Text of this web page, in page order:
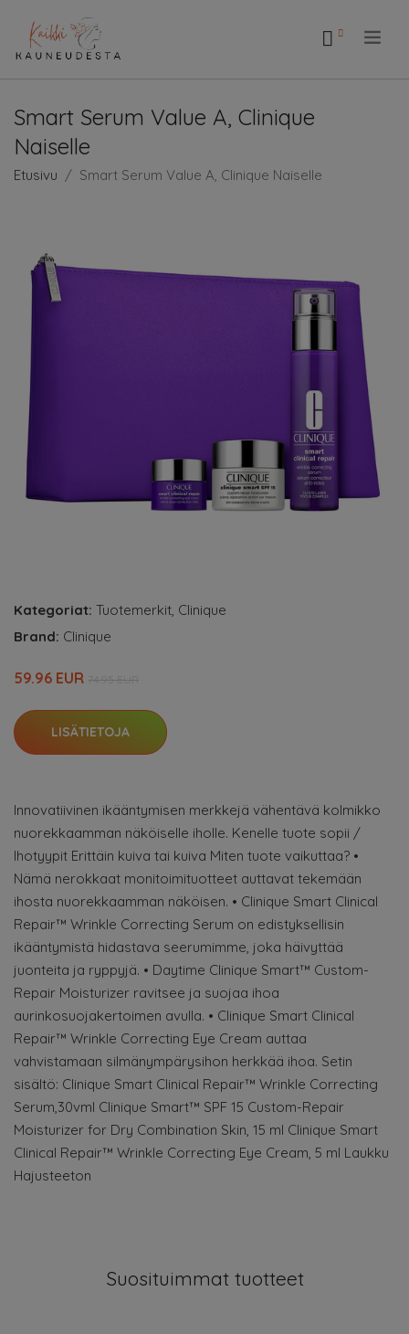
Smart Serum Value A, Clinique
Naiselle
Etusivu Smart Serum Value A, Clinique Naiselle
Kategoriat: Tuotemerkit, Clinique
Brand: Clinique
59.96 EUR
LISÄTIETOJA
Innovatiivinen ikääntymisen merkkejä vähentävä kolmikko
nuorekkaamman näköiselle iholle. Kenelle tuote sopii /
Ihotyypit Erittäin kuiva tai kuiva Miten tuote vaikuttaa? •
Nämä nerokkaat monitoimituotteet auttavat tekemään
ihosta nuorekkaamman näköisen. • Clinique Smart Clinical
Repair™ Wrinkle Correcting Serum on edistyksellisin
ikääntymistä hidastava seerumimme, joka häivyttää
juonteita ja ryppyjä. • Daytime Clinique Smart™ Custom-
Repair Moisturizer ravitsee ja suojaa ihoa
aurinkosuojakertoimen avulla. • Clinique Smart Clinical
Repair™ Wrinkle Correcting Eye Cream auttaa
vahvistamaan silmänympärysihon herkkää ihoa. Setin
sisältö: Clinique Smart Clinical Repair™ Wrinkle Correcting
Serum,30vml Clinique Smart™ SPF 15 Custom-Repair
Moisturizer for Dry Combination Skin, 15 ml Clinique Smart
Clinical Repair™ Wrinkle Correcting Eye Cream, 5 ml Laukku
Hajusteeton
Suosituimmat tuotteet